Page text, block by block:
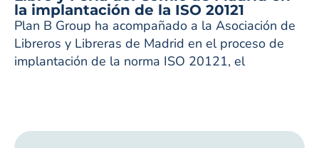
la implantación de la ISO 20121
Plan B Group ha acompañado a la Asociación de
Libreros y Libreras de Madrid en el proceso de
implantación de la norma ISO 20121, el